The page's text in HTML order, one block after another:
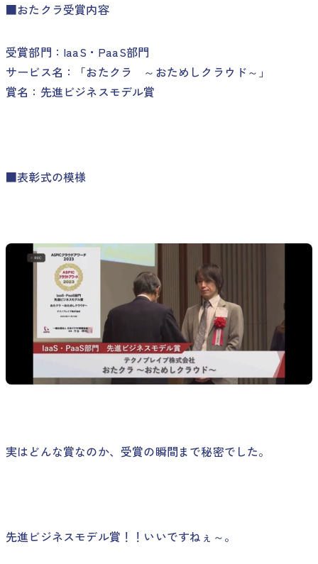
■おたクラ受賞内容
受賞部門：IaaS・PaaS部門
サービス名：「おたクラ ～おためしクラウド～」
賞名：先進ビジネスモデル賞
■表彰式の模様
実はどんな賞なのか、受賞の瞬間まで秘密でした。
先進ビジネスモデル賞！！いいですねぇ～。